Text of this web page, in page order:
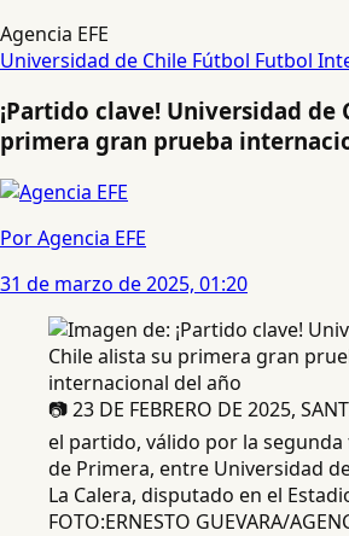
Agencia EFE
Universidad de Chile Fútbol Futbol
¡Partido clave! Universidad de
primera gran prueba
Por Agencia EFE
31 de marzo de 2025, 01:20
📷 23 DE FEBRERO DE 2025,
el partido, válido por la segunda
de Primera, entre Universidad
La Calera, disputado en el
FOTO:ERNESTO GUEVARA/